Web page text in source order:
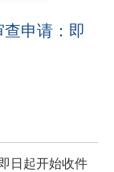
申请：即
日起开始收件